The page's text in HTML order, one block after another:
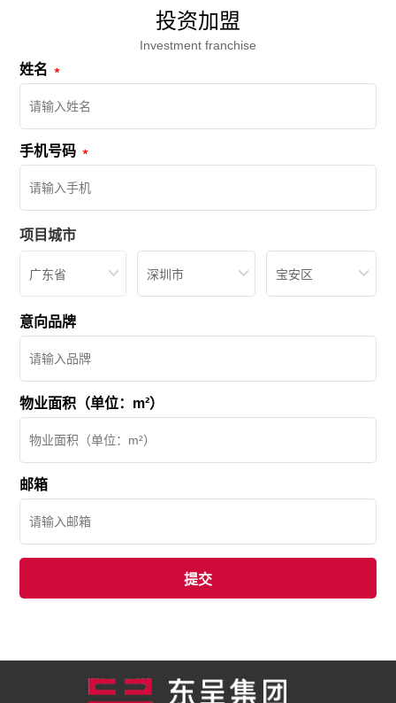
投资加盟
Investment franchise
姓名
手机号码
项目城市
广东省 深圳市 宝安区
意向品牌
物业面积（单位：m²）
邮箱